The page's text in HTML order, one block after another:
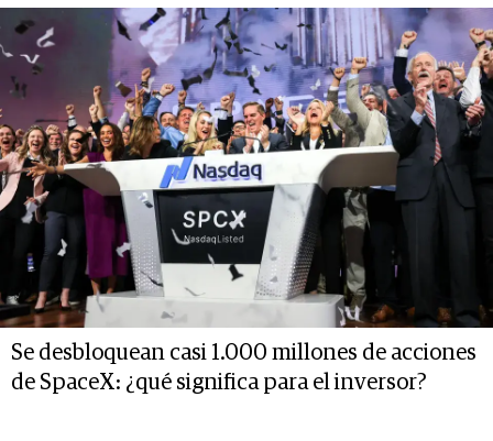
Se desbloquean casi 1.000 millones de acciones
de SpaceX: ¿qué significa para el inversor?